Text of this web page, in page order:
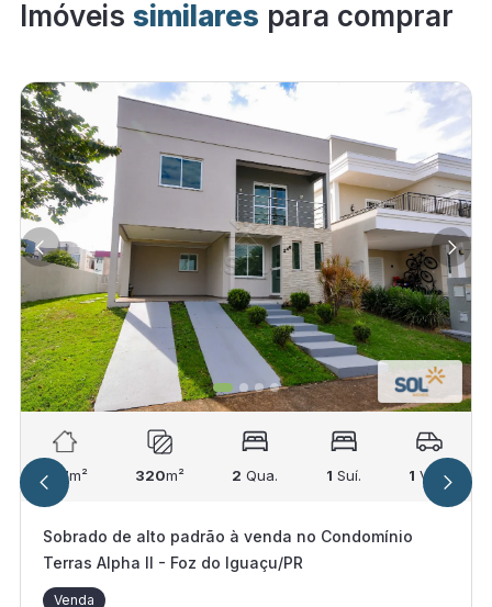
Imóveis similares para comprar
137m² 320m² 2 Qua. 1 Suí. 1 Vag.
Sobrado de alto padrão à venda no Condomínio
Terras Alpha II - Foz do Iguaçu/PR
Venda